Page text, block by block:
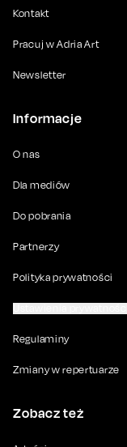
Kontakt
Pracuj w Adria Art
Newsletter
Informacje
O nas
Dla mediów
Do pobrania
Partnerzy
Polityka prywatności
Regulaminy
Zmiany w repertuarze
Zobacz też